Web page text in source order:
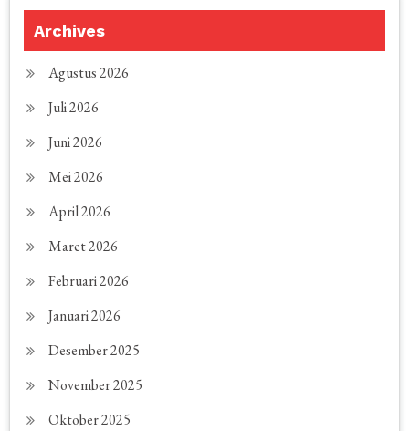
Archives
Agustus 2026
Juli 2026
Juni 2026
Mei 2026
April 2026
Maret 2026
Februari 2026
Januari 2026
Desember 2025
November 2025
Oktober 2025